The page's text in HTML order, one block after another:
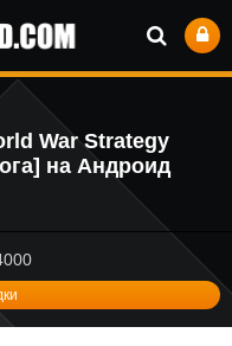
War Strategy
на Андроид